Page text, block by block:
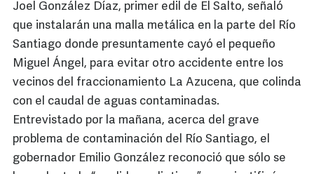
Joel González Díaz, primer edil de El Salto, señaló
que instalarán una malla metálica en la parte del Río
Santiago donde presuntamente cayó el pequeño
Miguel Ángel, para evitar otro accidente entre los
vecinos del fraccionamiento La Azucena, que colinda
con el caudal de aguas contaminadas.
Entrevistado por la mañana, acerca del grave
problema de contaminación del Río Santiago, el
gobernador Emilio González reconoció que sólo se